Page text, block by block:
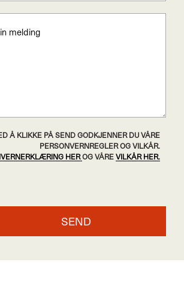
Å KLIKKE PÅ SEND GODKJENNER DU VÅRE
PERSONVERNREGLER OG VILKÅR.
HEROG VÅRE VILKÅR HER.